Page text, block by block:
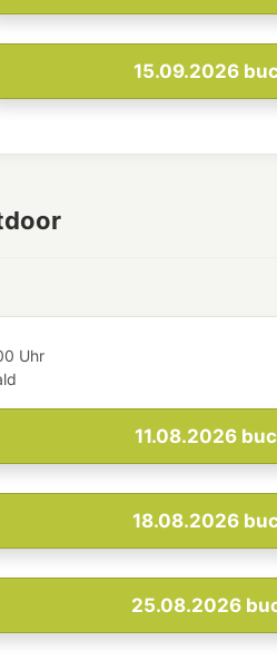
15.09.2026
Uhr
11.08.2026
18.08.2026
25.08.2026